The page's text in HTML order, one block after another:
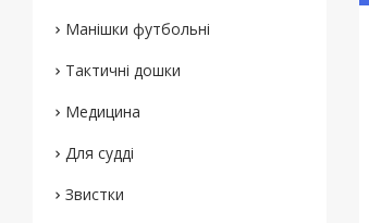
Манішки футбольні
Тактичні дошки
Медицина
Для судді
Звистки